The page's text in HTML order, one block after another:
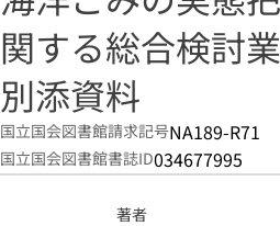
関する総合検討
別添資料
国立国会図書館請求記号NA189-R71
国立国会図書館書誌ID034677995
著者